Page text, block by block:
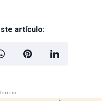
artículo:
-